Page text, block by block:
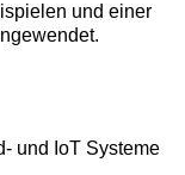
und einer
und IoT Systeme